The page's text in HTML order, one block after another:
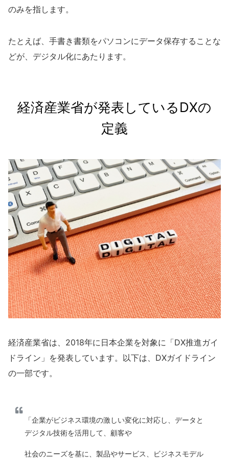
のみを指します。
たとえば、手書き書類をパソコンにデータ保存することな
どが、デジタル化にあたります。
経済産業省が発表しているDXの
定義
経済産業省は、2018年に日本企業を対象に「DX推進ガイ
ドライン」を発表しています。以下は、DXガイドライン
の一部です。
「企業がビジネス環境の激しい変化に対応し、データと
デジタル技術を活用して、顧客や
社会のニーズを基に、製品やサービス、ビジネスモデル